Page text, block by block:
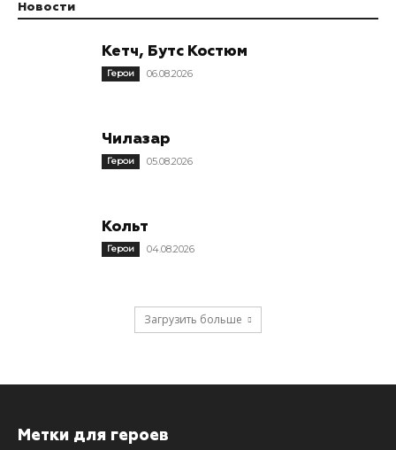
Новости
Кетч, Бутс Костюм
Герои 06.08.2026
Чилазар
Герои 05.08.2026
Кольт
Герои 04.08.2026
Загрузить больше
Метки для героев